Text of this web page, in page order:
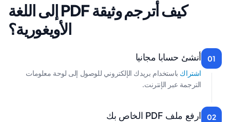
كيف أترجم وثيقة PDF إلى اللغة
الأويغورية؟
01 أنشئ حسابا مجانيا
اشتراك باستخدام بريدك الإلكتروني للوصول إلى لوحة معلومات
الترجمة عبر الإنترنت.
02 ارفع ملف PDF الخاص بك